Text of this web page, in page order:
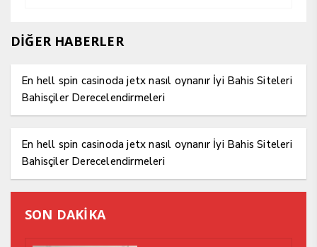
DİĞER HABERLER
En hell spin casinoda jetx nasıl oynanır İyi Bahis Siteleri
Bahisçiler Derecelendirmeleri
En hell spin casinoda jetx nasıl oynanır İyi Bahis Siteleri
Bahisçiler Derecelendirmeleri
SON DAKİKA